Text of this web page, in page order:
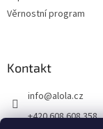
Věrnostní program
Kontakt
info@alola.cz
+420 608 608 358